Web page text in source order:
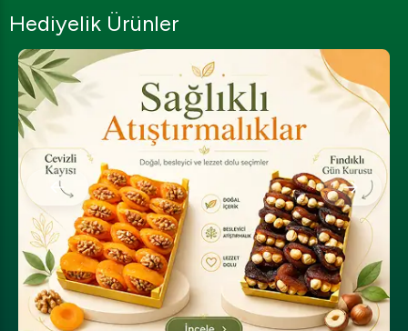
Hediyelik Ürünler